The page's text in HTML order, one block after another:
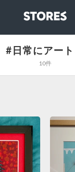
STORES
#日常にアー
10件